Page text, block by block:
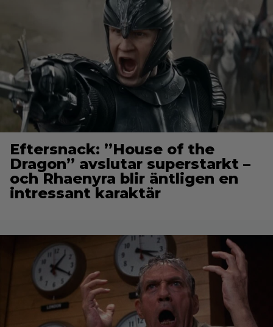
Eftersnack: ”House of the
Dragon” avslutar superstarkt –
och Rhaenyra blir äntligen en
intressant karaktär